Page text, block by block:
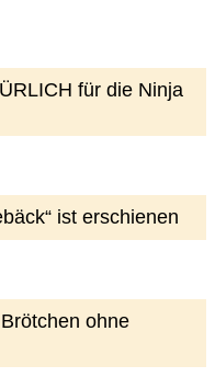
für die Ninja
ist erschienen
ohne